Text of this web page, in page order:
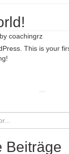
by coachingrz
This is your
Beiträge